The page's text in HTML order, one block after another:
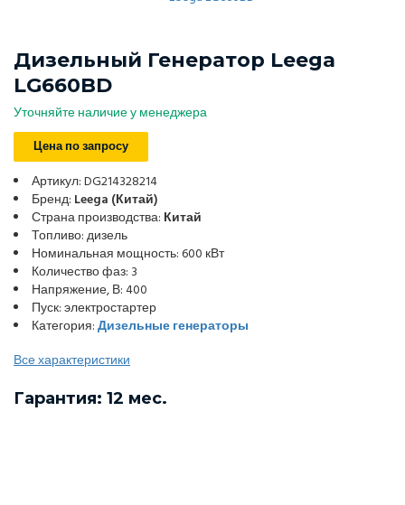
Дизельный Генератор Leega
LG660BD
Уточняйте наличие у менеджера
Цена по запросу
Артикул: DG214328214
Бренд: Leega (Китай)
Страна производства: Китай
Топливо: дизель
Номинальная мощность: 600 кВт
Количество фаз: 3
Напряжение, В: 400
Пуск: электростартер
Категория:Дизельные генераторы
Все характеристики
Гарантия: 12 мес.